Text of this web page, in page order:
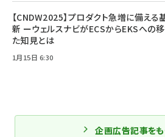
【CNDW2025】プロダクト急増に備える
新 ーウェルスナビがECSからEKSへの
た知見とは
1月15日 6:30
企画広告記事をも